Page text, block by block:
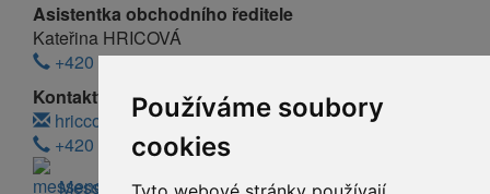
Používáme soubory
cookies
Asistentka obchodního ředitele
Kateřina HRICOVÁ
+420 607 021 334
Kontakty:
hriccolor@hriccolor.cz
+420 607 021 443
Messenger